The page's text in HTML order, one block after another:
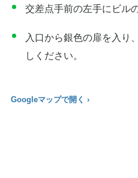
交差点手前の左手にビル
入口から銀色の扉を入り
しください。
Googleマップで開く ›